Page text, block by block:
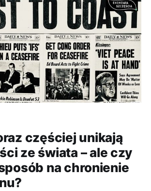
częściej unikają
ze świata – ale czy
na chronienie